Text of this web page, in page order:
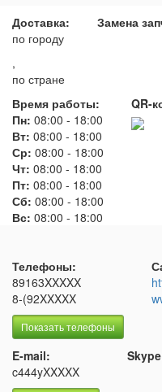
Доставка:
по городу
,
по стране
Замена
Время работы:
Пн: 08:00 - 18:00
Вт: 08:00 - 18:00
Ср: 08:00 - 18:00
Чт: 08:00 - 18:00
Пт: 08:00 - 18:00
Сб: 08:00 - 18:00
Вс: 08:00 - 18:00
QR-
Телефоны:
89163XXXXX
8-(92XXXXX
Показать телефоны
E-mail:
c444yXXXXX